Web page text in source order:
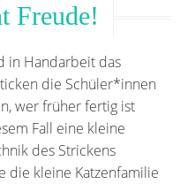
Freude!
in Handarbeit das
die Schüler*innen
wer früher fertig ist
Fall eine kleine
des Strickens
die kleine Katzenfamilie